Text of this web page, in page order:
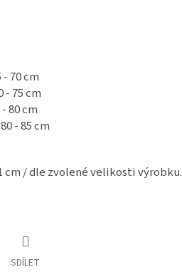
- 70 cm
- 75 cm
80 cm
- 85 cm
cm / dle zvolené velikosti výrobku.
SDÍLET